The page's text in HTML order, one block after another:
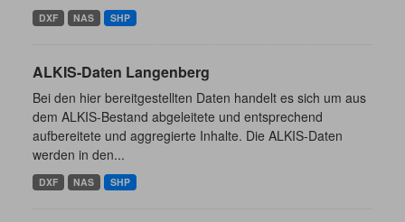
DXF NAS SHP
ALKIS-Daten Langenberg
Bei den hier bereitgestellten Daten handelt es sich um aus
dem ALKIS-Bestand abgeleitete und entsprechend
aufbereitete und aggregierte Inhalte. Die ALKIS-Daten
werden in den...
DXF NAS SHP